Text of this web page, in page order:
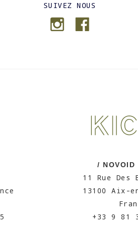
SUIVEZ NOUS
/ NOVOID
11 Rue
13100 Aix-
+33 9 81